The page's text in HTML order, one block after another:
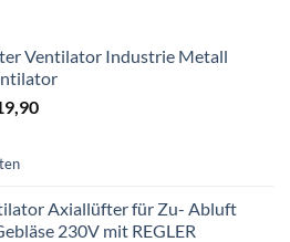
Ventilator Industrie Metall
Axiallüfter für Zu- Abluft
230V mit REGLER